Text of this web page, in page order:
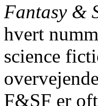
Fantasy &
hvert
science
F&SF er